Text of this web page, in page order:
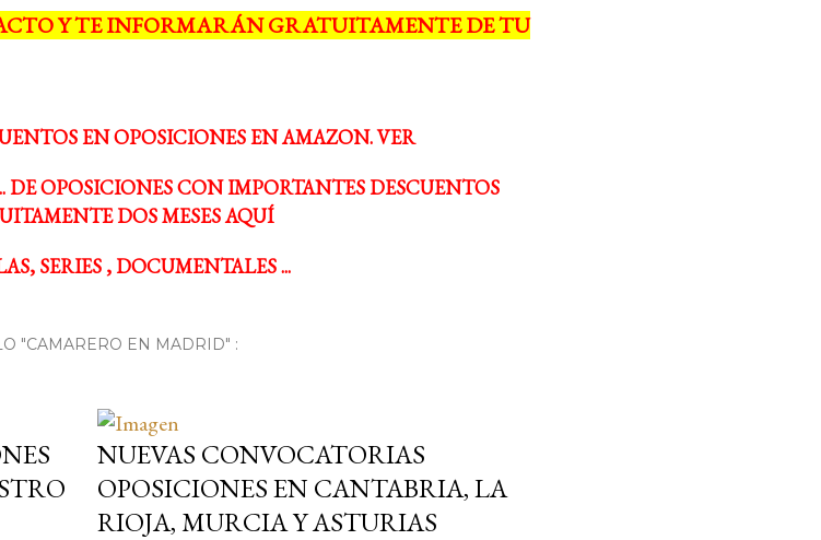
Y TE INFORMARÁN GRATUITAMENTE DE TU
EN OPOSICIONES EN AMAZON. VER
DE OPOSICIONES CON IMPORTANTES DESCUENTOS
DOS MESES AQUÍ
SERIES , DOCUMENTALES ...
"CAMARERO EN MADRID" :
NUEVAS CONVOCATORIAS
OPOSICIONES EN CANTABRIA, LA
RIOJA, MURCIA Y ASTURIAS